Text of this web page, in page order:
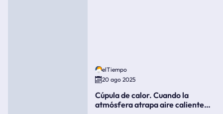
elTiempo
20 ago 2025
Cúpula de calor. Cuando la
atmósfera atrapa aire caliente